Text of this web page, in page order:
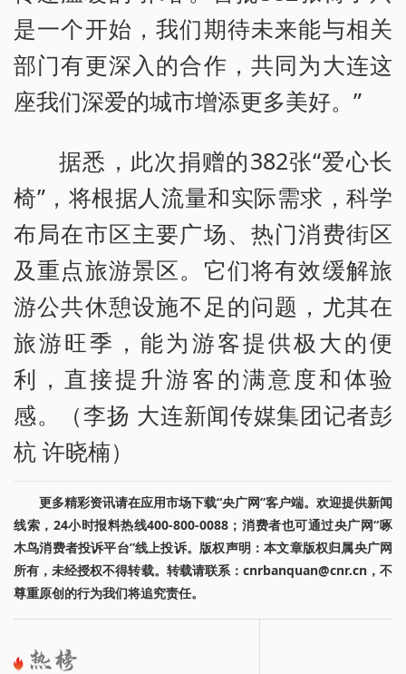
是一个开始，我们期待未来能与相关
部门有更深入的合作，共同为大连这
座我们深爱的城市增添更多美好。”
据悉，此次捐赠的382张“爱心长
椅”，将根据人流量和实际需求，科学
布局在市区主要广场、热门消费街区
及重点旅游景区。它们将有效缓解旅
游公共休憩设施不足的问题，尤其在
旅游旺季，能为游客提供极大的便
利，直接提升游客的满意度和体验
感。（李扬 大连新闻传媒集团记者彭
杭 许晓楠）
更多精彩资讯请在应用市场下载“央广网”客户端。欢迎提供新闻
线索，24小时报料热线400-800-0088；消费者也可通过央广网“啄
木鸟消费者投诉平台”线上投诉。版权声明：本文章版权归属央广网
所有，未经授权不得转载。转载请联系：cnrbanquan@cnr.cn，不
尊重原创的行为我们将追究责任。